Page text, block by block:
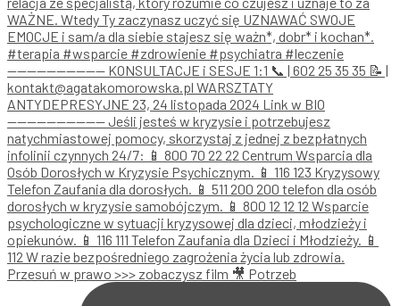
Przesuń w prawo >>> zobaczysz film 🎥 Potrzeb